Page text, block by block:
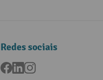
Redes sociais
Facebook
LinkedInInstagram